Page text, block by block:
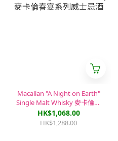
Macallan "A Night on Earth"
Single Malt Whisky 麥卡倫春
宴系列威士忌酒
HK$1,068.00
HK$1,288.00